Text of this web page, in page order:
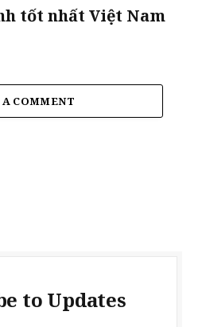
tốt nhất Việt Nam
COMMENT
to Updates